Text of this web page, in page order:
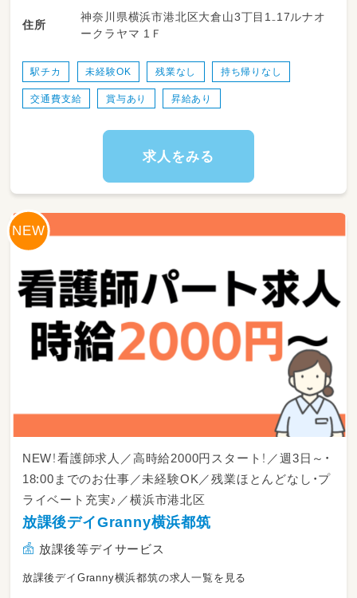
日々のお子様の様子をスタッフ間で共有しなが
ら、
「療育に興味はあるけど、忙しすぎる職場は不
安…」
当事業所では、1日7時間勤務・残業ほぼなし。
を大切にしています。
先輩スタッフや管理者がフォローしますのでご
難しい業務はなく、入社後は研修＋先輩のサポ
ートありなので未経験でも安心です。
サービス提供記録の作成や、
支援環境の整備など、基本的な業務を行ってい
ただきます。
住所
神奈川県横浜市港北区大倉山3丁目1₋17ルナオ
ークラヤマ 1Ｆ
駅チカ 未経験OK 残業なし 持ち帰りなし
交通費支給 賞与あり 昇給あり
求人をみる
NEW！看護師求人／高時給2000円スタート！／週3日～・
18:00までのお仕事／未経験OK／残業ほとんどなし・プ
ライベート充実♪／横浜市港北区
放課後デイGranny横浜都筑
放課後等デイサービス
放課後デイGranny横浜都筑の求人一覧を見る